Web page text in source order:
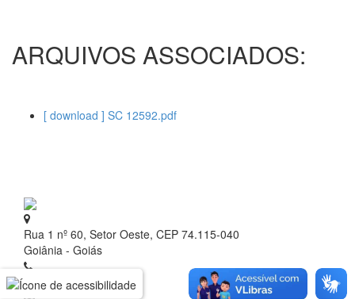
ARQUIVOS ASSOCIADOS:
[ download ] SC 12592.pdf
Rua 1 nº 60, Setor Oeste, CEP 74.115-040
Goiânia - Goiás
+ 55 (62) 3209.9700